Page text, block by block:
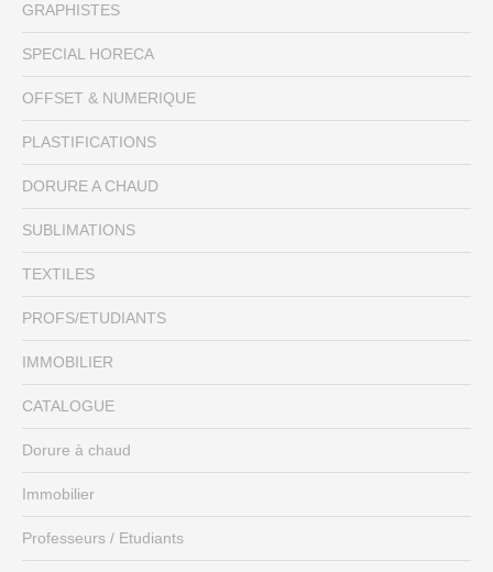
GRAPHISTES
SPECIAL HORECA
OFFSET & NUMERIQUE
PLASTIFICATIONS
DORURE A CHAUD
SUBLIMATIONS
TEXTILES
PROFS/ETUDIANTS
IMMOBILIER
CATALOGUE
Dorure à chaud
Immobilier
Professeurs / Etudiants